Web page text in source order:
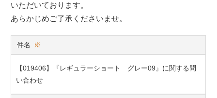
いただいております。
あらかじめご了承くださいませ。
件名 ※
【019406】『レギュラーショート グレー09』に関する問
い合わせ